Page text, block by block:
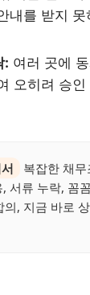
내를 받지
: 여러 곳에
오히려 승
복잡한 채
서류 누락, 꼼
의, 지금 바로